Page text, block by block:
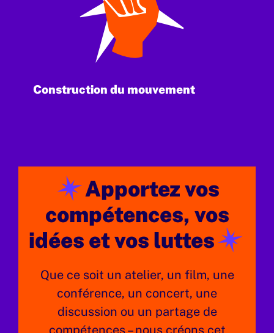
Construction du mouvement
Apportez vos
compétences, vos
idées et vos luttes
Que ce soit un atelier, un film, une
conférence, un concert, une
discussion ou un partage de
compétences – nous créons cet